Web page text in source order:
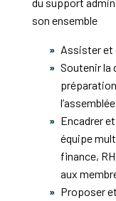
son ensemble
Assister et
Soutenir la
Encadrer
équipe
finance,
aux
Proposer